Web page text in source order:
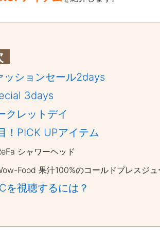
ッションセール2days
3days
クレットデイ
！PICK UPアイテム
シャワーヘッド
Food 果汁100%のコールドプレスジュ
を視聴するには？